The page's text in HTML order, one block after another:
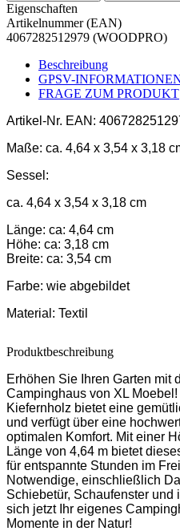
Eigenschaften
Artikelnummer (EAN)
4067282512979 (WOODPRO)
Beschreibung
GPSV-
FRAGE ZUM PRODUKT
Artikel-Nr. EAN:
Maße: ca. 4,64 x 3,54 x 3,18
Sessel:
ca. 4,64 x 3,54 x 3,18 cm
Länge: ca: 4,64 cm
Höhe: ca: 3,18 cm
Breite: ca: 3,54 cm
Farbe: wie abgebildet
Material: Textil
Produktbeschreibung
Erhöhen Sie Ihren Garten mit
Campinghaus von XL
Kiefernholz bietet eine
und verfügt über eine
optimalen Komfort. Mit einer
Länge von 4,64 m bietet
für entspannte Stunden im
Notwendige, einschließlich
Schiebetür, Schaufenster
sich jetzt Ihr eigenes
Momente in der Natur!